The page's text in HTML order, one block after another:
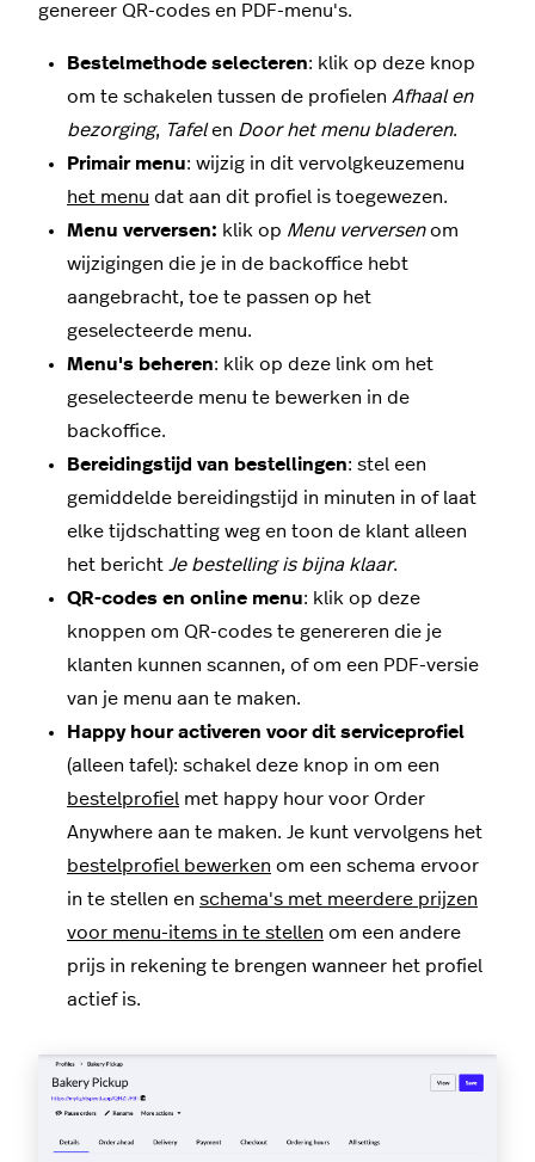
genereer QR-codes en PDF-menu's.
Bestelmethode selecteren: klik op deze knop
om te schakelen tussen de profielen Afhaal en
bezorging, Tafelen Door het menu bladeren.
Primair menu: wijzig in dit vervolgkeuzemenu
het menu dat aan dit profiel is toegewezen.
Menu verversen: klik op Menu verversenom
wijzigingen die je in de backoffice hebt
aangebracht, toe te passen op het
geselecteerde menu.
Menu's beheren: klik op deze link om het
geselecteerde menu te bewerken in de
backoffice.
Bereidingstijd van bestellingen: stel een
gemiddelde bereidingstijd in minuten in of laat
elke tijdschatting weg en toon de klant alleen
het bericht Je bestelling is bijna klaar.
QR-codes en online menu: klik op deze
knoppen om QR-codes te genereren die je
klanten kunnen scannen, of om een PDF-versie
van je menu aan te maken.
Happy hour activeren voor dit serviceprofiel
(alleen tafel): schakel deze knop in om een
bestelprofiel met happy hour voor Order
Anywhere aan te maken. Je kunt vervolgens het
bestelprofiel bewerken om een schema ervoor
in te stellen en schema's met meerdere prijzen
voor menu-items in te stellen om een andere
prijs in rekening te brengen wanneer het profiel
actief is.